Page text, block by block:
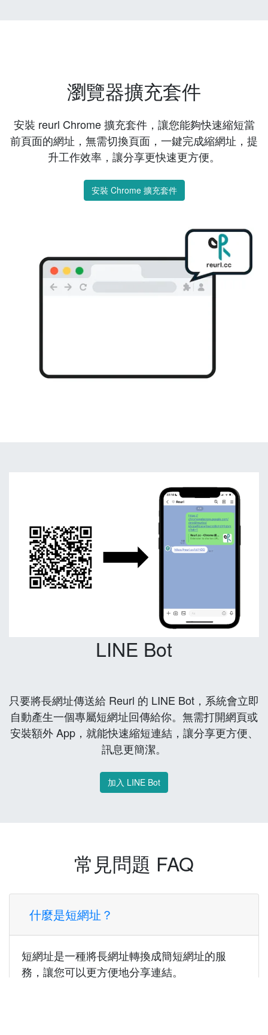
瀏覽器擴充套件
安裝 reurl Chrome 擴充套件，讓您能夠快速縮短當
前頁面的網址，無需切換頁面，一鍵完成縮網址，提
升工作效率，讓分享更快速更方便。
安裝 Chrome 擴充套件
LINE Bot
只要將長網址傳送給 Reurl 的 LINE Bot，系統會立即
自動產生一個專屬短網址回傳給你。無需打開網頁或
安裝額外 App，就能快速縮短連結，讓分享更方便、
訊息更簡潔。
加入 LINE Bot
常見問題 FAQ
什麼是短網址？
短網址是一種將長網址轉換成簡短網址的服
務，讓您可以更方便地分享連結。